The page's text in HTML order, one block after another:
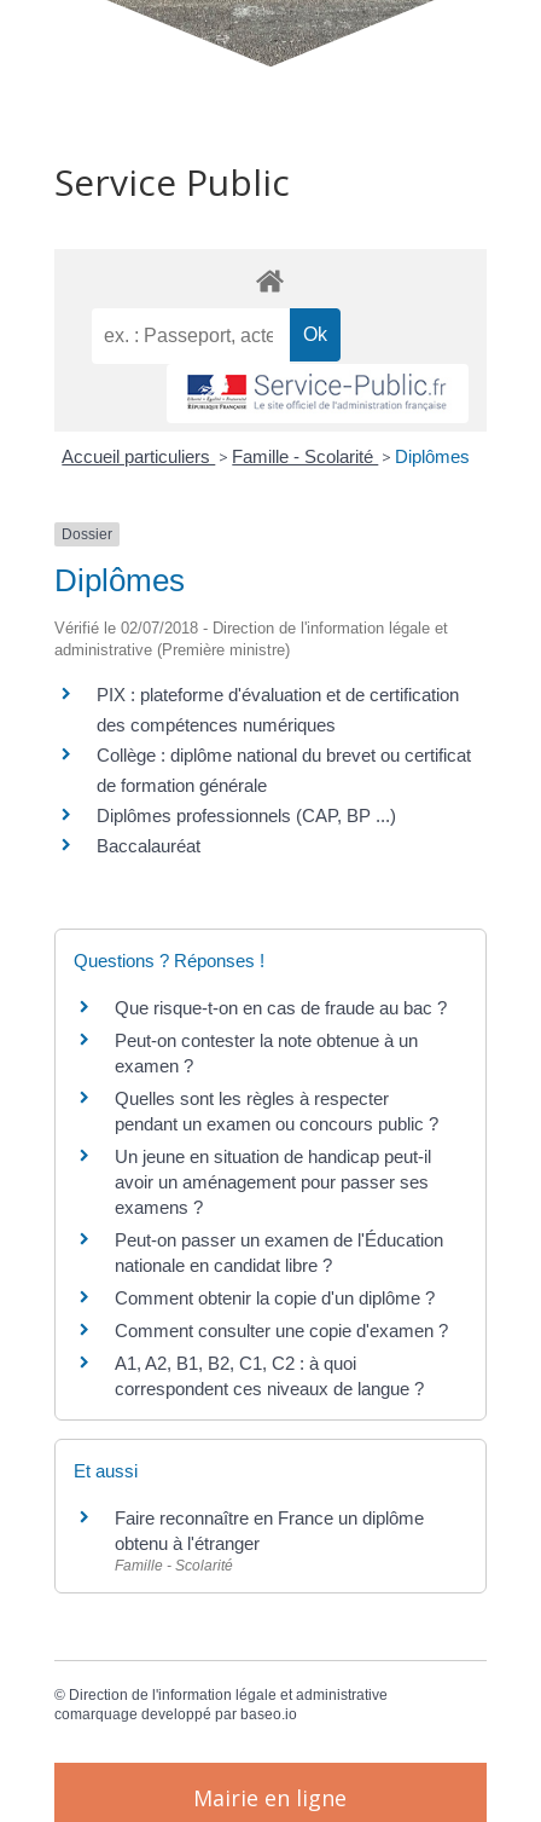
Service Public
Accueil particuliers > Famille - Scolarité > Diplômes
Dossier
Diplômes
Vérifié le 02/07/2018 - Direction de l'information légale et
administrative (Première ministre)
PIX : plateforme d'évaluation et de certification
des compétences numériques
Collège : diplôme national du brevet ou certificat
de formation générale
Diplômes professionnels (CAP, BP ...)
Baccalauréat
Questions ? Réponses !
Que risque-t-on en cas de fraude au bac ?
Peut-on contester la note obtenue à un
examen ?
Quelles sont les règles à respecter
pendant un examen ou concours public ?
Un jeune en situation de handicap peut-il
avoir un aménagement pour passer ses
examens ?
Peut-on passer un examen de l'Éducation
nationale en candidat libre ?
Comment obtenir la copie d'un diplôme ?
Comment consulter une copie d'examen ?
A1, A2, B1, B2, C1, C2 : à quoi
correspondent ces niveaux de langue ?
Et aussi
Faire reconnaître en France un diplôme
obtenu à l'étranger
Famille - Scolarité
© Direction de l'information légale et administrative
comarquage developpé par baseo.io
Mairie en ligne